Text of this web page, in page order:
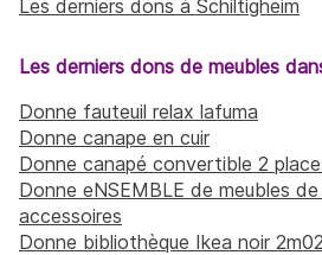
Les derniers dons à Schiltigheim
Les derniers dons de meubles
Donne fauteuil relax lafuma
Donne canape en cuir
Donne canapé convertible 2
Donne eNSEMBLE de meubles
accessoires
Donne bibliothèque Ikea noir 2m02